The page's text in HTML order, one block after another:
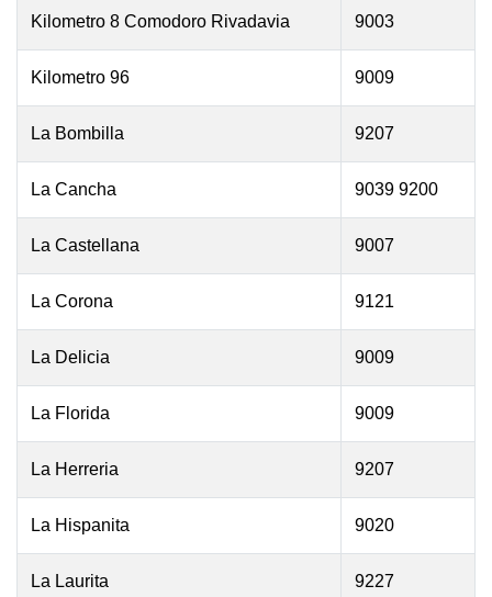
Kilometro 8 Comodoro Rivadavia 9003
Kilometro 96 9009
La Bombilla 9207
La Cancha 9039 9200
La Castellana 9007
La Corona 9121
La Delicia 9009
La Florida 9009
La Herreria 9207
La Hispanita 9020
La Laurita 9227